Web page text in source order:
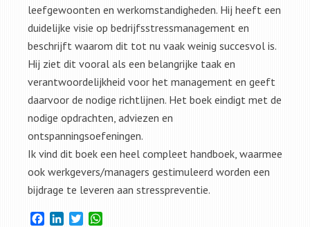
leefgewoonten en werkomstandigheden. Hij heeft een
duidelijke visie op bedrijfsstressmanagement en
beschrijft waarom dit tot nu vaak weinig succesvol is.
Hij ziet dit vooral als een belangrijke taak en
verantwoordelijkheid voor het management en geeft
daarvoor de nodige richtlijnen. Het boek eindigt met de
nodige opdrachten, adviezen en
ontspanningsoefeningen.
Ik vind dit boek een heel compleet handboek, waarmee
ook werkgevers/managers gestimuleerd worden een
bijdrage te leveren aan stresspreventie.
FacebookLinkedInTwitter